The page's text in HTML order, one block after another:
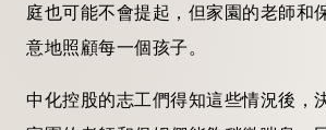
庭也可能不會提起，但家園的老師和
意地照顧每一個孩子。
中化控股的志工們得知這些情況後，